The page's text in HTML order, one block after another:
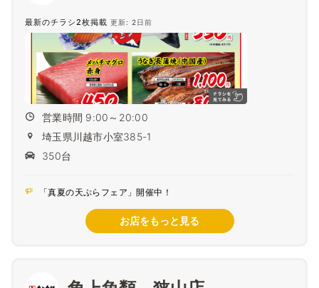
最新のチラシ2枚掲載 更新: 2日前
営業時間 9:00～20:00
埼玉県川越市小室385-1
350台
「真夏の天ぷらフェア」開催中！
お店をもっと見る